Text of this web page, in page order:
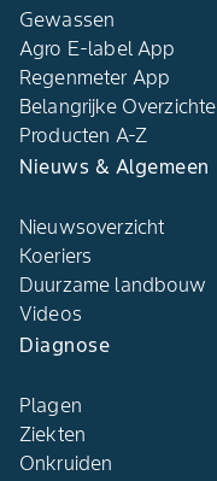
Gewassen
Agro E-label App
Regenmeter App
Belangrijke
Producten A-Z
Nieuws & Algemeen
Nieuwsoverzicht
Koeriers
Duurzame landbouw
Videos
Diagnose
Plagen
Ziekten
Onkruiden